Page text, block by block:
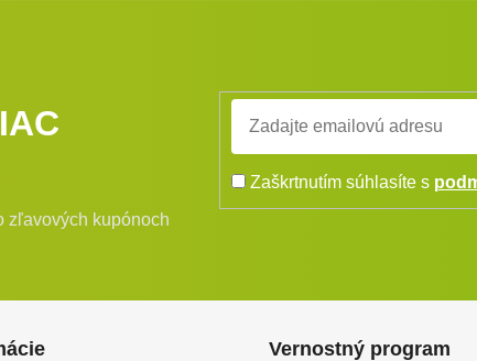
zľavových kupónoch
Zaškrtnutím súhlasíte s
Vernostný program